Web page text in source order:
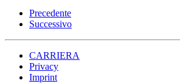
Precedente
Successivo
CARRIERA
Privacy
Imprint